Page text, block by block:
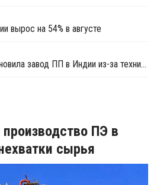
вырос на 54% в августе
MRPL неожиданно остановила завод ПП в Индии из-за технических проблем
ПЭ в
сырья